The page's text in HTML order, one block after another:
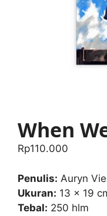
When
Rp110.000
Penulis: Auryn
Ukuran: 13 x 19
Tebal: 250 hlm